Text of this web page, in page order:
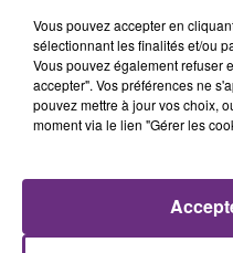
justifiée par la
présente.
7 août 2026
LE MAGASIN
SES PORTES
Vous pouvez accepter en
sélectionnant les finalités et/ou
Vous pouvez également refuser
accepter". Vos préférences ne
pouvez mettre à jour vos choix,
moment via le lien "Gérer les